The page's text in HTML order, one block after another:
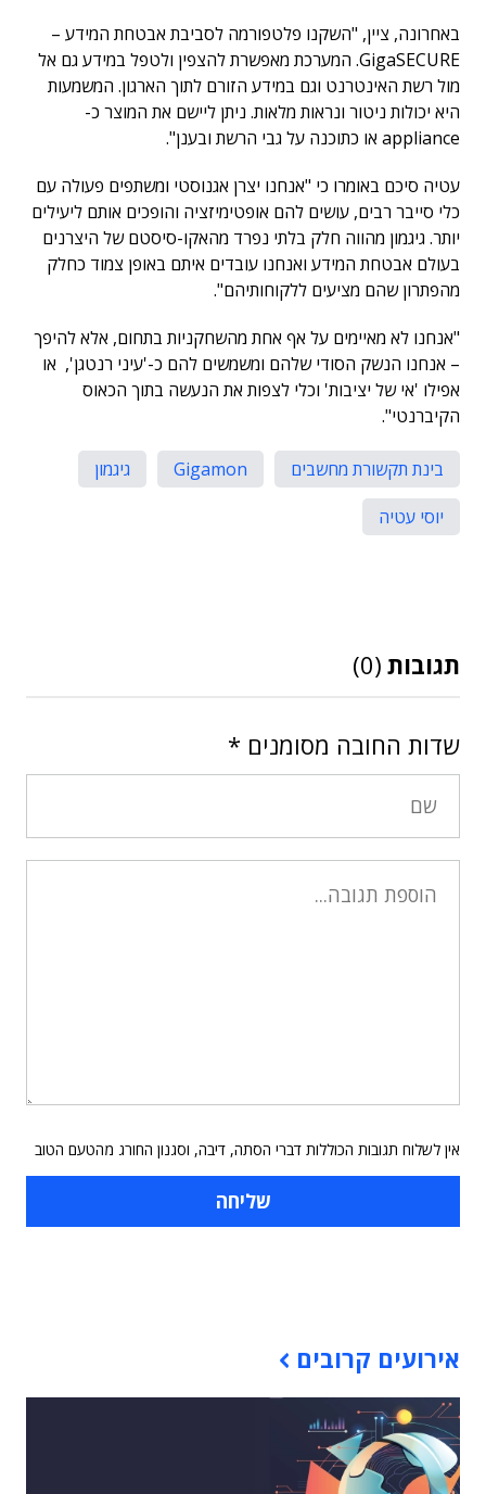
באחרונה, ציין, "השקנו פלטפורמה לסביבת אבטחת המידע –
GigaSECURE. המערכת מאפשרת להצפין ולטפל במידע גם אל
מול רשת האינטרנט וגם במידע הזורם לתוך הארגון. המשמעות
היא יכולות ניטור ונראות מלאות. ניתן ליישם את המוצר כ-
appliance או כתוכנה על גבי הרשת ובענן".
עטיה סיכם באומרו כי "אנחנו יצרן אגנוסטי ומשתפים פעולה עם
כלי סייבר רבים, עושים להם אופטימיזציה והופכים אותם ליעילים
יותר. גיגמון מהווה חלק בלתי נפרד מהאקו-סיסטם של היצרנים
בעולם אבטחת המידע ואנחנו עובדים איתם באופן צמוד כחלק
מהפתרון שהם מציעים ללקוחותיהם".
"אנחנו לא מאיימים על אף אחת מהשחקניות בתחום, אלא להיפך
– אנחנו הנשק הסודי שלהם ומשמשים להם כ-'עיני רנטגן', או
אפילו 'אי של יציבות' וכלי לצפות את הנעשה בתוך הכאוס
הקיברנטי".
בינת תקשורת מחשבים Gigamon
גיגמון
יוסי עטיה
תגובות (0)
שדות החובה מסומנים *
אין לשלוח תגובות הכוללות דברי הסתה, דיבה, וסגנון החורג מהטעם הטוב
אירועים קרובים